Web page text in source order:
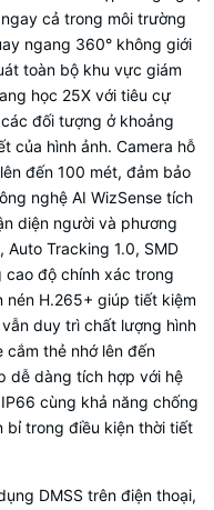
cả trong môi trường
ngang 360° không giới
toàn bộ khu vực giám
học 25X với tiêu cự
đối tượng ở khoảng
của hình ảnh. Camera hỗ
đến 100 mét, đảm bảo
nghệ AI WizSense tích
diện người và phương
Tracking 1.0, SMD
cao độ chính xác trong
nén H.265+ giúp tiết kiệm
duy trì chất lượng hình
cắm thẻ nhớ lên đến
dễ dàng tích hợp với hệ
cùng khả năng chống
trong điều kiện thời tiết
DMSS trên điện thoại,